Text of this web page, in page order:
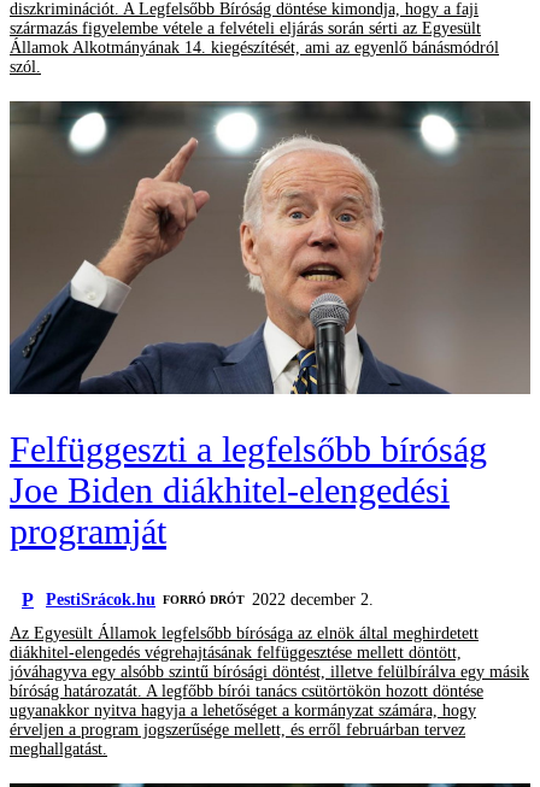
diszkriminációt. A Legfelsőbb Bíróság döntése kimondja, hogy a faji
származás figyelembe vétele a felvételi eljárás során sérti az Egyesült
Államok Alkotmányának 14. kiegészítését, ami az egyenlő bánásmódról
szól.
Felfüggeszti a legfelsőbb bíróság
Joe Biden diákhitel-elengedési
programját
P PestiSrácok.hu FORRÓ DRÓT
2022 december 2.
Az Egyesült Államok legfelsőbb bírósága az elnök által meghirdetett
diákhitel-elengedés végrehajtásának felfüggesztése mellett döntött,
jóváhagyva egy alsóbb szintű bírósági döntést, illetve felülbírálva egy másik
bíróság határozatát. A legfőbb bírói tanács csütörtökön hozott döntése
ugyanakkor nyitva hagyja a lehetőséget a kormányzat számára, hogy
érveljen a program jogszerűsége mellett, és erről februárban tervez
meghallgatást.